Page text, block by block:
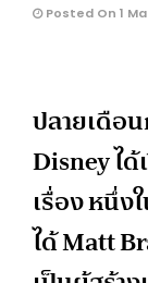
Posted On 1
ปลายเดือ
Disney ไ
เรื่อง หนึ่
ได้ Matt